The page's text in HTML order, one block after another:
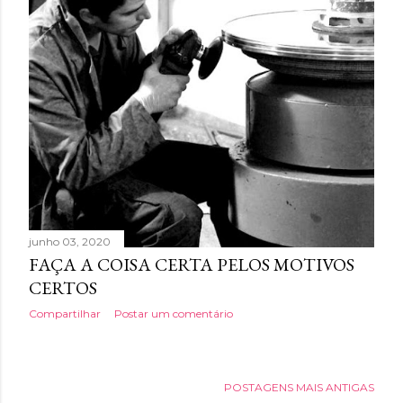
junho 03, 2020
FAÇA A COISA CERTA PELOS MOTIVOS
CERTOS
Compartilhar Postar um comentário
POSTAGENS MAIS ANTIGAS